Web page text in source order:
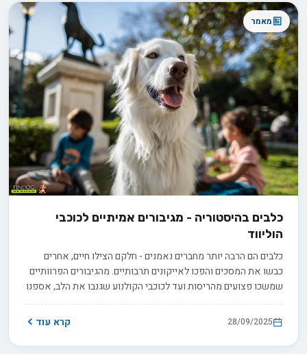
מאמר
כלבים בהיסטוריה - מגיבורים אמיתיים לכוכבי
הוליווד
כלבים הם הרבה יותר מחברים נאמנים - חלקם הצילו חיים, אחרים
כבשו את המסכים והפכו לאייקונים תרבותיים. מהגיבורים הפרוותיים
שמשכו פצועים מהריסות ועד לכוכבי הקולנוע שגנבו את הלב, אספנו
עבורכם את הסיפורים המרגשים ביותר על הכלבים שעשו היסטוריה.
28/09/2025 קרא עוד